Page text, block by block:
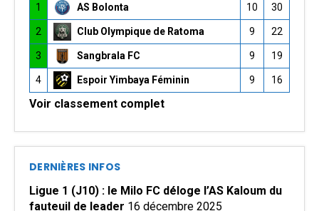
1 AS Bolonta 10 30
2 Club Olympique de Ratoma 9 22
3 Sangbrala FC 9 19
4 Espoir Yimbaya Féminin 9 16
Voir classement complet
DERNIÈRES INFOS
Ligue 1 (J10) : le Milo FC déloge l’AS Kaloum du
fauteuil de leader 16 décembre 2025